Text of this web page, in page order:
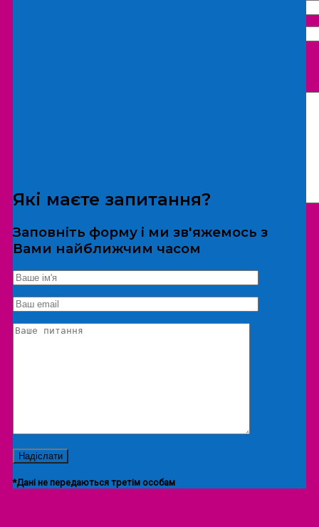
*Дані не передаються третім особам
Екскурсія/локація
Які маєте запитання?
Заповніть форму і ми зв'яжемось з
Вами найближчим часом
*Дані не передаються третім особам